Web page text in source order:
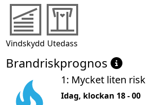
Vindskydd Utedass
Brandriskprognos
1: Mycket liten risk
Idag, klockan 18 - 00